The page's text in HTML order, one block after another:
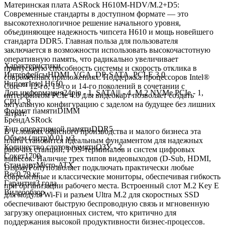
Материнская плата ASRock H610M-HDV/M.2+D5:
Современные стандарты в доступном формате — это
высокотехнологичное решение начального уровня,
объединяющее надежность чипсета H610 и мощь новейшего
стандарта DDR5. Главная польза для пользователя
заключается в возможности использовать высокочастотную
оперативную память, что радикально увеличивает
пропускную способность системы и скорость отклика в
современных приложениях. Поддержка процессоров Intel®
Core™ 12-го, 13-го и 14-го поколений в сочетании с
интерфейсом PCIe 4.0 для видеокарт позволяет создать
актуальную конфигурацию с заделом на будущее без лишних
затрат.
В условиях офисного производства и малого бизнеса эта
плата становится идеальным фундаментом для надежных
рабочих станций, POS-терминалов и систем цифровых
вывесок. Наличие трех типов видеовыходов (D-Sub, HDMI,
DisplayPort) позволяет подключать практически любые
современные и классические мониторы, обеспечивая гибкость
при организации рабочего места. Встроенный слот M.2 Key E
для модуля Wi-Fi и разъем Ultra M.2 для скоростных SSD
обеспечивают быструю беспроводную связь и мгновенную
загрузку операционных систем, что критично для
поддержания высокой продуктивности бизнес-процессов.
Характеристики
ИнтерфейсыHDMI, VGA, DP, SATA, PCI-E 3.0
ЧипсетIntel H610
Доп.информация24pin - 1, SATA||| - 4, M.2 NVMe PCIe - 1,
CPU - 8
Формат памятиDIMM
БрендASRock
Тип оперативной памятиDDR5
Объем (литр)0.01 м3
Количество слотов памятиОЗУ - 2
Сокет1700
СтандартMicro-ATX
Вес0.79 кг
Гарантия3 года
Видеообзор